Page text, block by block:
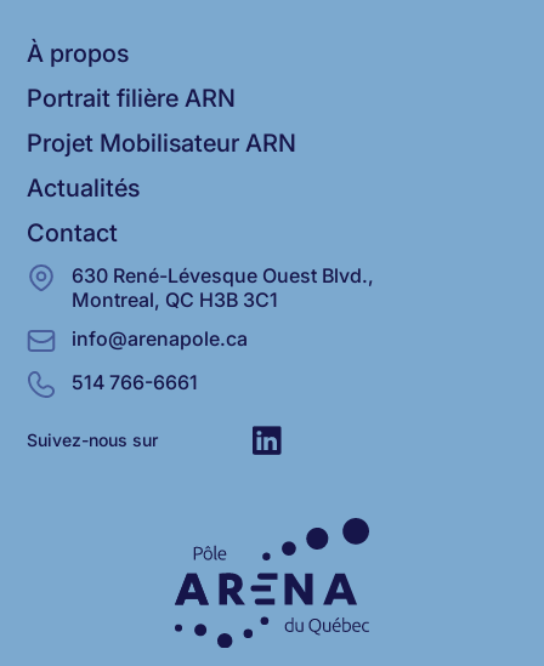
Suivez-nous sur
À propos
Portrait filière ARN
Projet Mobilisateur ARN
Actualités
Contact
630 René-Lévesque Ouest Blvd.,
Montreal, QC H3B 3C1
info@arenapole.ca
514 766-6661